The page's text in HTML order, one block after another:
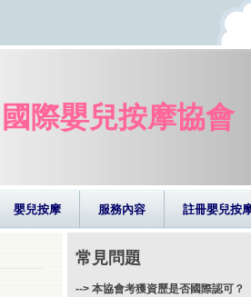
際嬰兒按摩協會
嬰兒按摩 服務內容 註冊嬰兒按
常見問題
--> 本協會考獲資歷是否國際認可？